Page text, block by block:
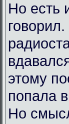
Но есть
этому
попала
Но